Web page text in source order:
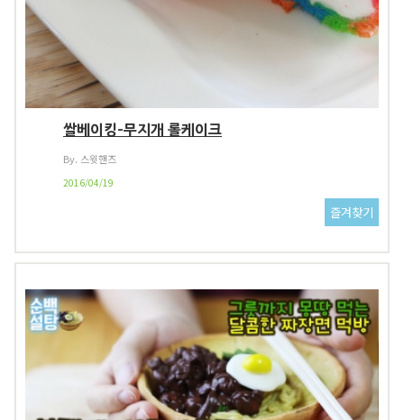
쌀베이킹-무지개 롤케이크
By. 스윗핸즈
2016/04/19